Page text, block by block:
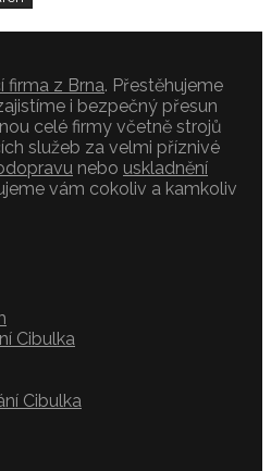
firma z Brna. Přestěhujeme
i bezpečný přesun
celé firmy včetně strojů
služeb za velmi příznivé
nebo uskladnění
vám cokoliv a kamkoliv
Cibulka
Cibulka